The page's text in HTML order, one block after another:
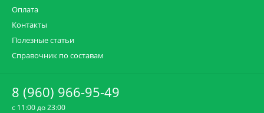
Оплата
Контакты
Полезные статьи
Справочник по составам
8 (960) 966-95-49
c 11:00 до 23:00